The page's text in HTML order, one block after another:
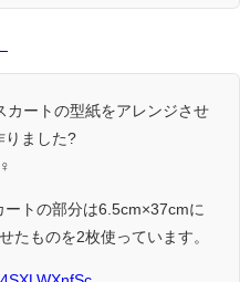
カートの型紙をアレンジさせ
りました?
ートの部分は6.5cm×37cmに
たものを2枚使っています。